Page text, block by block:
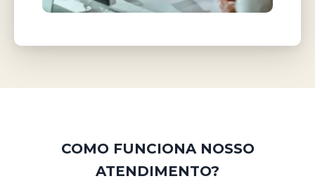
COMO FUNCIONA NOSSO
ATENDIMENTO?